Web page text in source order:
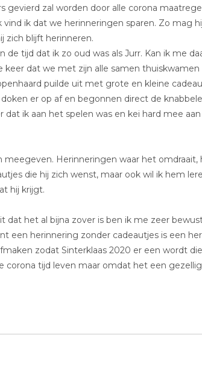
gevierd zal worden door alle corona
ik dat we herinneringen sparen. Zo mag
zich blijft herinneren.
tijd dat ik zo oud was als Jurr. Kan ik me
keer dat we met zijn alle samen
puilde uit met grote en kleine
er op af en begonnen direct de
dat ik aan het spelen was en kei hard mee
meegeven. Herinneringen waar het
die hij zich wenst, maar ook wil ik hem
hij krijgt.
dat het al bijna zover is ben ik me zeer
een herinnering zonder cadeautjes is een
zodat Sinterklaas 2020 er een wordt
corona tijd leven maar omdat het een